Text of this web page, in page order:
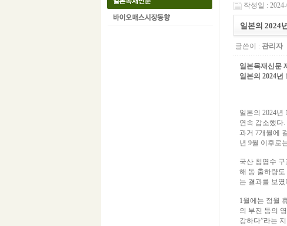
작성일 :
일본의 2024
글쓴이 : 관리자
일본목재신문
일본의 2024년
일본의 2024년
연속 감소했다
과거 7개월에
년 9월 이후로
국산 침엽수
해 동 출하량도
는 결과를 보였
1월에는 정월
의 부진 등의
강하다”라는